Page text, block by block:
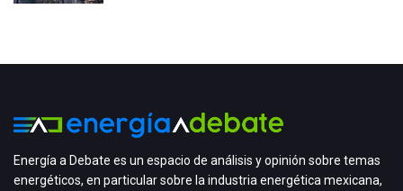
Energía a Debate es un espacio de análisis y opinión sobre temas
energéticos, en particular sobre la industria energética mexicana,